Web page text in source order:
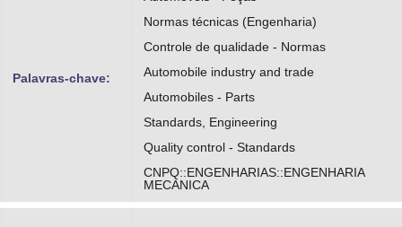
Palavras-chave:
Normas técnicas (Engenharia)
Controle de qualidade - Normas
Automobile industry and trade
Automobiles - Parts
Standards, Engineering
Quality control - Standards
CNPQ::ENGENHARIAS::ENGENHARIA
MECANICA